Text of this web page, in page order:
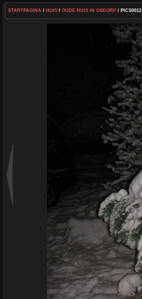
STARTPAGINA / HUIS/ OUDE HUIS IN OSDORP/ PICS0012